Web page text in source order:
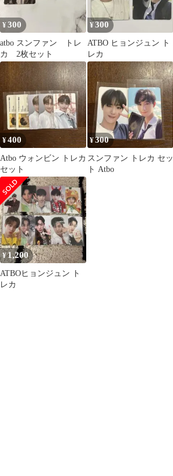
¥300
atbo スンファン トレ
カ 2枚セット
¥300
ATBO ヒョンジュン ト
レカ
¥400
Atbo ウォンビン トレカ
セット
¥300
スンファン トレカ セッ
ト Atbo
¥1,200
ATBOヒョンジュン ト
レカ